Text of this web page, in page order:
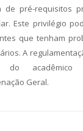
de pré-requisitos
Este privilégio
que tenham
A
do acadêmico
Geral.